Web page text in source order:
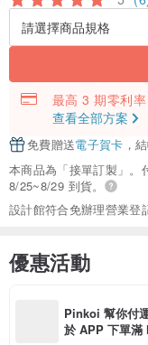
最高 3 期零利
查看全部方案
免費贈送電子賀卡 ，
本商品為「接單訂製」。
8/25~8/29 到貨。
設計館符合免辦理營業登
優惠活動
Pinkoi 幫你付
於 APP 下單滿